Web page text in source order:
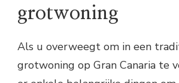
grotwoning
Als u overweegt om in een
grotwoning op Gran Canaria te